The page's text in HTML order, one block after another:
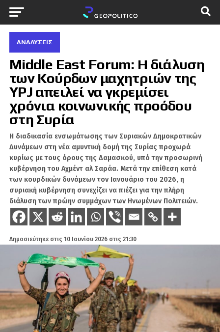
ΑΝΑΛΎΣΕΙΣ
Middle East Forum: Η διάλυση
των Κούρδων μαχητριών της
YPJ απειλεί να γκρεμίσει
χρόνια κοινωνικής προόδου
στη Συρία
Η διαδικασία ενσωμάτωσης των Συριακών Δημοκρατικών
Δυνάμεων στη νέα αμυντική δομή της Συρίας προχωρά
κυρίως με τους όρους της Δαμασκού, υπό την προσωρινή
κυβέρνηση του Αχμέντ αλ Σαράα. Μετά την επίθεση κατά
των κουρδικών δυνάμεων τον Ιανουάριο του 2026, η
συριακή κυβέρνηση συνεχίζει να πιέζει για την πλήρη
διάλυση των πρώην συμμάχων των Ηνωμένων Πολιτειών.
Δημοσιεύτηκε στις 10 Ιουνίου 2026 στις 21:30